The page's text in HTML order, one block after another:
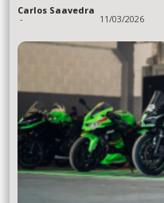
Carlos Saavedra
- 11/03/2026